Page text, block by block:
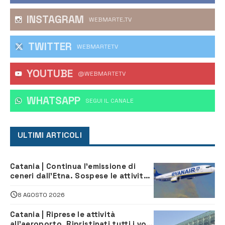
INSTAGRAM WEBMARTE.TV
TWITTER WEBMARTETV
YOUTUBE @WEBMARTETV
WHATSAPP ‎SEGUI IL CANALE
ULTIMI ARTICOLI
Catania | Continua l’emissione di
ceneri dall’Etna. Sospese le attività
8 AGOSTO 2026
Catania | Riprese le attività